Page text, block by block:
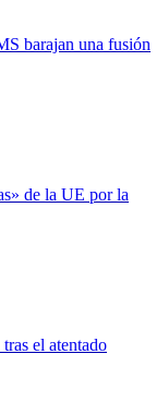
barajan una fusión
de la UE por la
el atentado